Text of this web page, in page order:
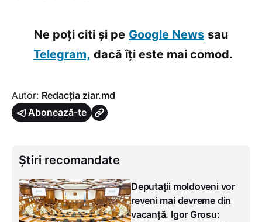
Ne poți citi și pe Google News sau
Telegram, dacă îți este mai comod.
Autor: Redacția ziar.md
Abonează-te
Știri recomandate
Deputații moldoveni vor
reveni mai devreme din
vacanță. Igor Grosu: